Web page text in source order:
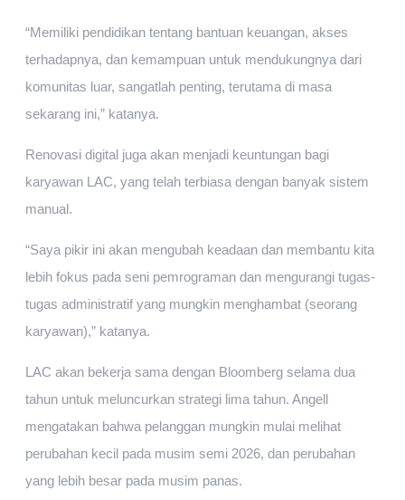
“Memiliki pendidikan tentang bantuan keuangan, akses
terhadapnya, dan kemampuan untuk mendukungnya dari
komunitas luar, sangatlah penting, terutama di masa
sekarang ini,” katanya.
Renovasi digital juga akan menjadi keuntungan bagi
karyawan LAC, yang telah terbiasa dengan banyak sistem
manual.
“Saya pikir ini akan mengubah keadaan dan membantu kita
lebih fokus pada seni pemrograman dan mengurangi tugas-
tugas administratif yang mungkin menghambat (seorang
karyawan),” katanya.
LAC akan bekerja sama dengan Bloomberg selama dua
tahun untuk meluncurkan strategi lima tahun. Angell
mengatakan bahwa pelanggan mungkin mulai melihat
perubahan kecil pada musim semi 2026, dan perubahan
yang lebih besar pada musim panas.